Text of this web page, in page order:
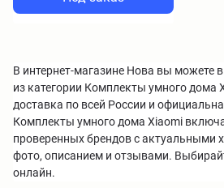
В интернет-магазине Нова вы можете
из категории Комплекты умного дома
доставка по всей России и
Комплекты умного дома Xiaomi
проверенных брендов с актуальными
фото, описанием и отзывами.
онлайн.